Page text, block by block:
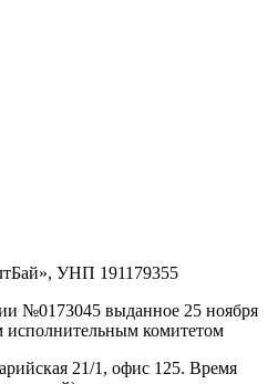
, УНП 191179355
№0173045 выданное 25 ноября
комитетом
21/1, офис 125. Время